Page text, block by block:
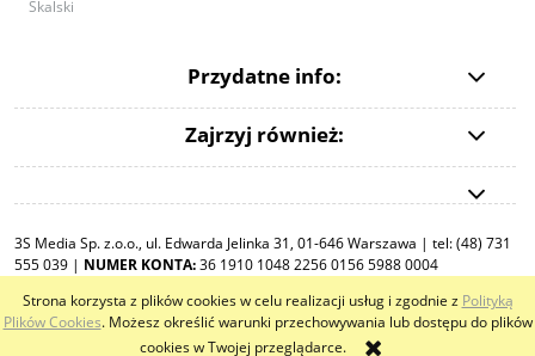
Strona korzysta z plików cookies w celu realizacji usług i zgodnie z Polityką
Plików Cookies. Możesz określić warunki przechowywania lub dostępu do plików
cookies w Twojej przeglądarce.
Skalski
Przydatne info:
Zajrzyj również:
3S Media Sp. z.o.o., ul. Edwarda Jelinka 31, 01-646 Warszawa | tel: (48) 731
555 039 | NUMER KONTA:36 1910 1048 2256 0156 5988 0004
pokaż pełną wersję strony